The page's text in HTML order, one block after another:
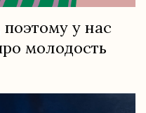
у нас
молодость